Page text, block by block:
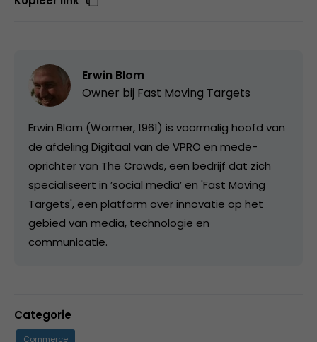
Erwin Blom
Owner bij Fast Moving Targets
Erwin Blom (Wormer, 1961) is voormalig hoofd van
de afdeling Digitaal van de VPRO en mede-
oprichter van The Crowds, een bedrijf dat zich
specialiseert in ’social media’ en 'Fast Moving
Targets', een platform over innovatie op het
gebied van media, technologie en
communicatie.
Categorie
Commerce